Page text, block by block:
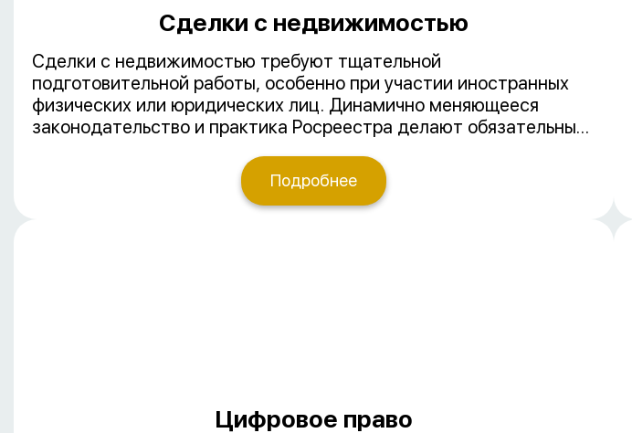
Сделки с недвижимостью
Сделки с недвижимостью требуют тщательной
подготовительной работы, особенно при участии иностранных
физических или юридических лиц. Динамично меняющееся
законодательство и практика Росреестра делают обязательным
Подробнее
Цифровое право